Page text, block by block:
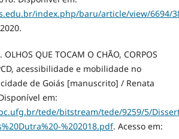
index.php/baru/article/view/6694/
QUE TOCAM O CHÃO, CORPOS
acessibilidade e mobilidade no
de Goiás [manuscrito] / Renata
em:
tede/bitstream/tede/9259/5/
%202018.pdf. Acesso em: